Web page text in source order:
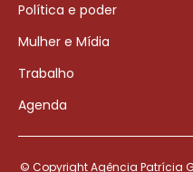
Política e poder
Mulher e Mídia
Trabalho
Agenda
© Copyright Agência Patrícia